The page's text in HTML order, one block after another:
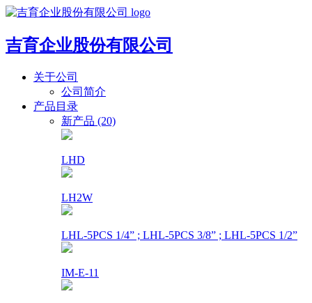
吉育企业股份有限公司
关于公司
公司简介
产品目录
新产品 (20)
LHD
LH2W
LHL-5PCS 1/4” ; LHL-5PCS 3/8” ; LHL-5PCS 1/2”
IM-E-11